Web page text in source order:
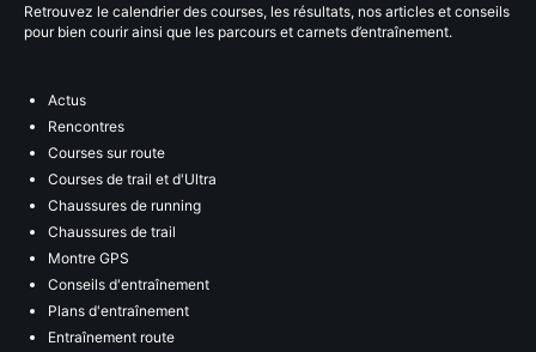
Retrouvez le calendrier des courses, les résultats, nos articles et conseils
pour bien courir ainsi que les parcours et carnets d’entraînement.
Actus
Rencontres
Courses sur route
Courses de trail et d'Ultra
Chaussures de running
Chaussures de trail
Montre GPS
Conseils d'entraînement
Plans d'entraînement
Entraînement route